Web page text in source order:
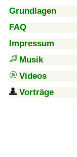
Grundlagen
FAQ
Impressum
Musik
Videos
Vorträge